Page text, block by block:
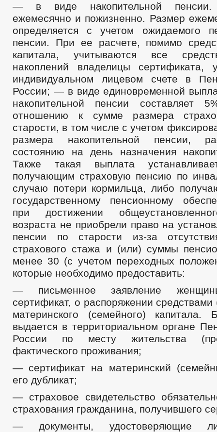
— в виде накопительной пенсии.
ежемесячно и пожизненно. Размер
определяется с учетом ожидаемого
пенсии. При ее расчете, помимо
капитала, учитываются все
накоплений владелицы
индивидуальном лицевом счете в
России; — в виде единовременной
накопительной пенсии
отношению к сумме размера
старости, в том числе с учетом
размера накопительной пенсии,
состоянию на день назначения
Также такая выплата
получающим страховую пенсию по
случаю потери кормильца, либо
государственному пенсионному
при достижении
возраста не приобрели право на
пенсии по старости из-за
страхового стажа и (или) суммы
менее 30 (с учетом переходных
которые необходимо предоставить:
— письменное заявление
сертификат, о распоряжении средствами
материнского (семейного) капитала.
выдается в территориальном органе
России по месту жительства
фактического проживания;
— сертификат на материнский
его дубликат;
— страховое свидетельство
страхования гражданина, получившего
— документы, удостоверяющие